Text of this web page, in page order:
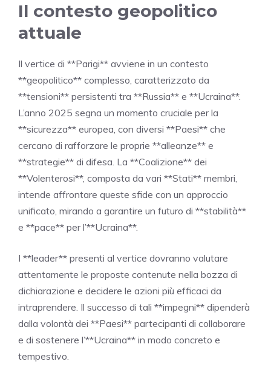
Il contesto geopolitico
attuale
Il vertice di **Parigi** avviene in un contesto
**geopolitico** complesso, caratterizzato da
**tensioni** persistenti tra **Russia** e **Ucraina**.
L’anno 2025 segna un momento cruciale per la
**sicurezza** europea, con diversi **Paesi** che
cercano di rafforzare le proprie **alleanze** e
**strategie** di difesa. La **Coalizione** dei
**Volenterosi**, composta da vari **Stati** membri,
intende affrontare queste sfide con un approccio
unificato, mirando a garantire un futuro di **stabilità**
e **pace** per l’**Ucraina**.
I **leader** presenti al vertice dovranno valutare
attentamente le proposte contenute nella bozza di
dichiarazione e decidere le azioni più efficaci da
intraprendere. Il successo di tali **impegni** dipenderà
dalla volontà dei **Paesi** partecipanti di collaborare
e di sostenere l’**Ucraina** in modo concreto e
tempestivo.